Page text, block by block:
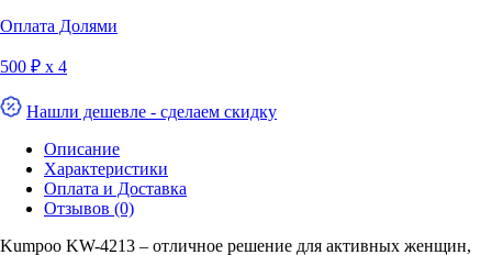
Оплата Долями
500 ₽ х 4
Нашли дешевле - сделаем скидку
Описание
Характеристики
Оплата и Доставка
Отзывов (0)
Kumpoo KW-4213 – отличное решение для активных женщин,